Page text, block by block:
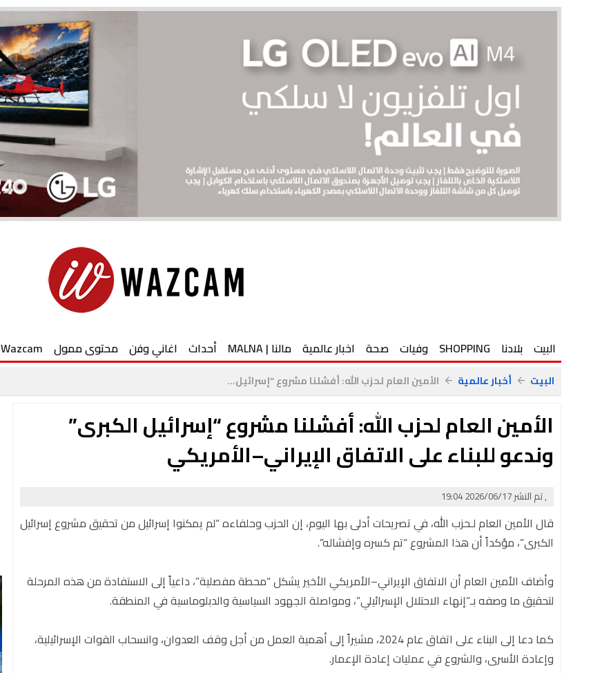
البيت بلادنا SHOPPING وفيات صحة اخبار عالمية مالنا | MALNA أحداث اغاني وفن محتوى ممول Wazcam++
البيت arrow_back أخبار عالمية arrow_back الأمين العام لحزب الله: أفشلنا مشروع “إسرائيل...
الأمين العام لحزب الله: أفشلنا مشروع “إسرائيل الكبرى”
وندعو للبناء على الاتفاق الإيراني–الأمريكي
, تم النشر 2026/06/17 19:04
قال الأمين العام لـحزب الله، في تصريحات أدلى بها اليوم، إن الحزب وحلفاءه “لم يمكنوا إسرائيل من تحقيق مشروع إسرائيل
الكبرى”، مؤكداً أن هذا المشروع “تم كسره وإفشاله”.
وأضاف الأمين العام أن الاتفاق الإيراني–الأمريكي الأخير يشكل “محطة مفصلية”، داعياً إلى الاستفادة من هذه المرحلة
لتحقيق ما وصفه بـ”إنهاء الاحتلال الإسرائيلي”، ومواصلة الجهود السياسية والدبلوماسية في المنطقة.
كما دعا إلى البناء على اتفاق عام 2024، مشيراً إلى أهمية العمل من أجل وقف العدوان، وانسحاب القوات الإسرائيلية،
وإعادة الأسرى، والشروع في عمليات إعادة الإعمار.